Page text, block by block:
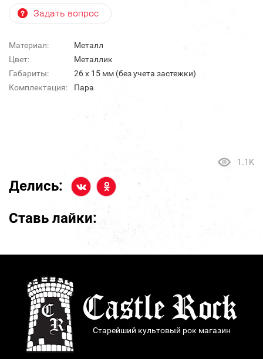
Задать вопрос
Материал:
Металл
Цвет:
Металлик
Габариты:
26 х 15 мм (без учета застежки)
Комплектация:
Пара
1.1K
Делись:
Ставь лайки:
Старейший культовый рок магазин